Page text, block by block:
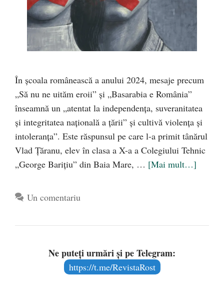
În școala românească a anului 2024, mesaje precum
„Să nu ne uităm eroii” și „Basarabia e România”
înseamnă un „atentat la independența, suveranitatea
și integritatea națională a țării” și cultivă violența și
intoleranța”. Este răspunsul pe care l-a primit tânărul
Vlad Țăranu, elev în clasa a X-a a Colegiului Tehnic
„George Barițiu” din Baia Mare, … [Mai mult…]
Un comentariu
Ne puteți urmări și pe Telegram:
https://t.me/RevistaRost